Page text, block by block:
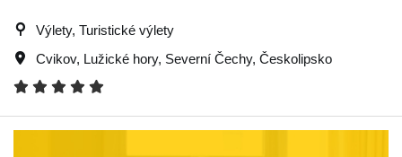
Výlety, Turistické výlety
Cvikov, Lužické hory, Severní Čechy, Českolipsko